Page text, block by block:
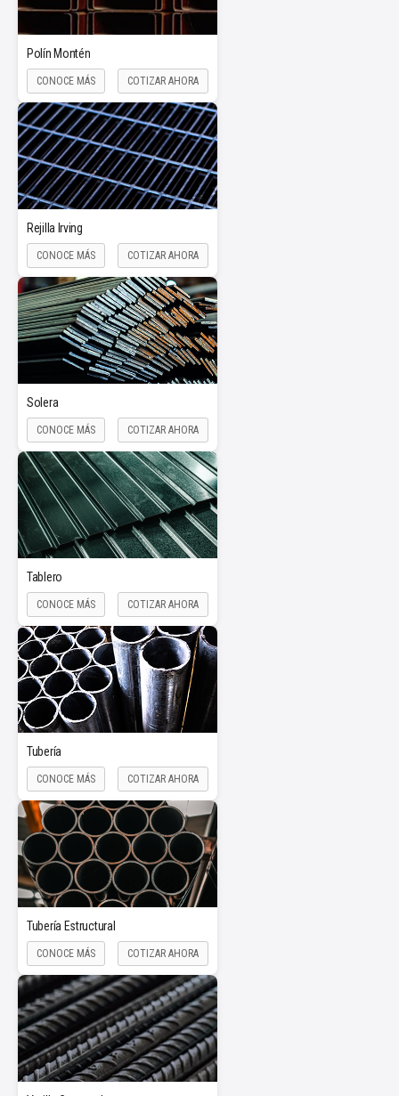
Polín Montén
CONOCE MÁS COTIZAR AHORA
Rejilla Irving
CONOCE MÁS COTIZAR AHORA
Solera
CONOCE MÁS COTIZAR AHORA
Tablero
CONOCE MÁS COTIZAR AHORA
Tubería
CONOCE MÁS COTIZAR AHORA
Tubería Estructural
CONOCE MÁS COTIZAR AHORA